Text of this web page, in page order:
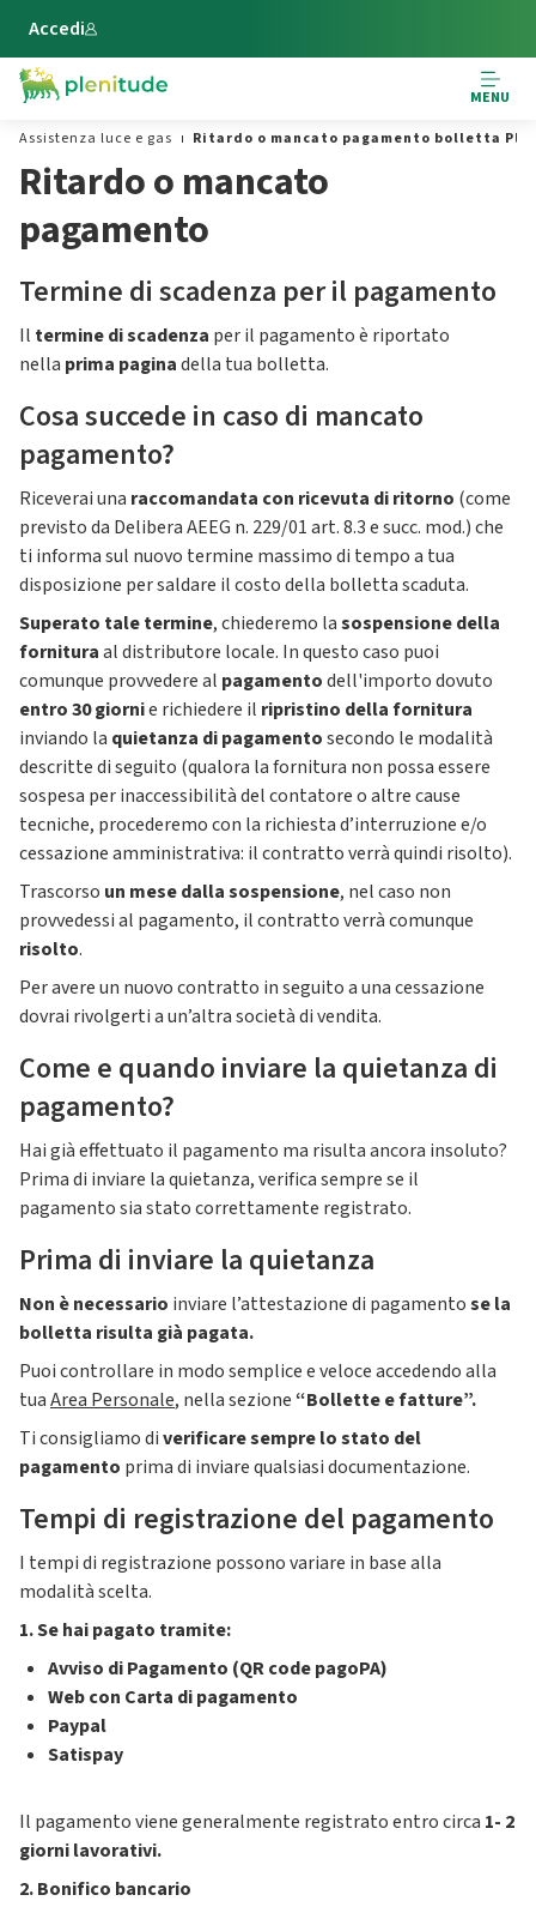
Vai al contenuto principale
Accedi
MENU
Assistenza luce e gas
Ritardo o mancato pagamento bolletta
Ritardo o mancato
pagamento
Termine di scadenza per il pagamento
Il termine di scadenza per il pagamento è riportato
nella prima paginadella tua bolletta.
Cosa succede in caso di mancato
pagamento?
Riceverai una raccomandata con ricevuta di ritorno (come
previsto da Delibera AEEG n. 229/01 art. 8.3 e succ. mod.) che
ti informa sul nuovo termine massimo di tempo a tua
disposizione per saldare il costo della bolletta scaduta.
Superato tale termine, chiederemo lasospensione della
fornituraal distributore locale. In questo caso puoi
comunque provvedere al pagamentodell'importo dovuto
entro 30 giornie richiedere il ripristino della fornitura
inviando la quietanza di pagamentosecondo le modalità
descritte di seguito (qualora la fornitura non possa essere
sospesa per inaccessibilità del contatore o altre cause
tecniche, procederemo con la richiesta d’interruzione e/o
cessazione amministrativa: il contratto verrà quindi risolto).
Trascorso un mese dalla sospensione, nel caso non
provvedessi al pagamento, il contratto verrà comunque
risolto.
Per avere un nuovo contratto in seguito a una cessazione
dovrai rivolgerti a un’altra società di vendita.
Come e quando inviare la quietanza di
pagamento?
Hai già effettuato il pagamento ma risulta ancora insoluto?
Prima di inviare la quietanza, verifica sempre se il
pagamento sia stato correttamente registrato.
Prima di inviare la quietanza
Non è necessario inviare l’attestazione di pagamentose la
bolletta risulta già pagata.
Puoi controllare in modo semplice e veloce accedendo alla
tuaArea Personale, nella sezione “Bollette e fatture”.
Ti consigliamo diverificare sempre lo stato del
pagamento prima di inviare qualsiasi documentazione.
Tempi di registrazione del pagamento
I tempi di registrazione possono variare in base alla
modalità scelta.
1. Se hai pagato tramite:
Avviso di Pagamento (QR code pagoPA)
Web con Carta di pagamento
Paypal
Satispay
Il pagamento viene generalmente registrato entro circa 1- 2
giorni lavorativi.
2. Bonifico bancario